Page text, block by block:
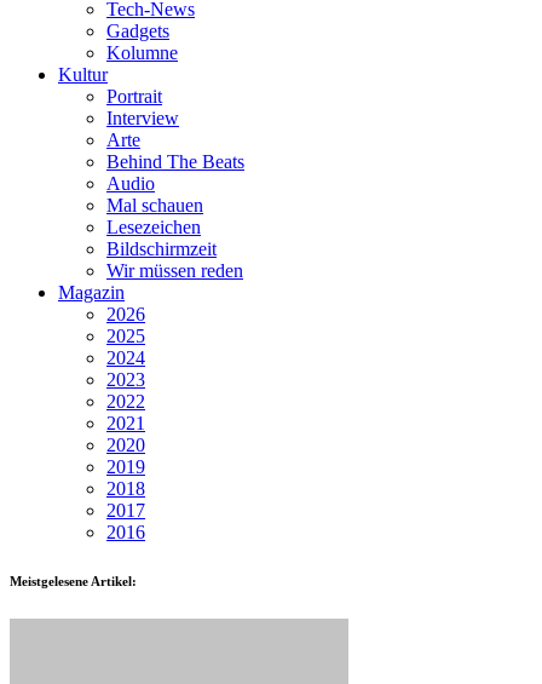
Tech-News
Gadgets
Kolumne
Kultur
Portrait
Interview
Arte
Behind The Beats
Audio
Mal schauen
Lesezeichen
Bildschirmzeit
Wir müssen reden
Magazin
2026
2025
2024
2023
2022
2021
2020
2019
2018
2017
2016
Meistgelesene Artikel: